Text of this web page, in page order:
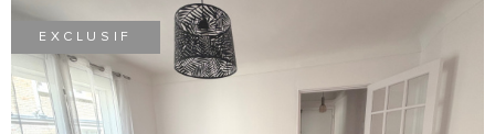
EXPERTISE
EXCLUSIF